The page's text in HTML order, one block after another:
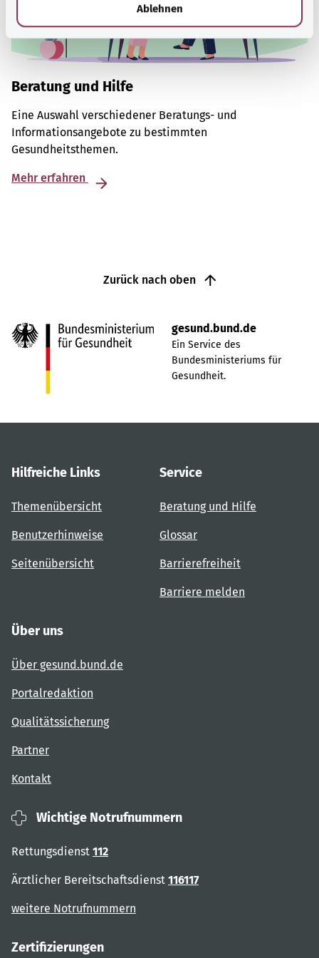
Ablehnen
Beratung und Hilfe
Eine Auswahl verschiedener Beratungs- und
Informationsangebote zu bestimmten
Gesundheitsthemen.
Mehr erfahren
Zurück nach oben
gesund.bund.de
Ein Service des
Bundesministeriums für
Gesundheit.
Hilfreiche Links
Themenübersicht
Benutzerhinweise
Seitenübersicht
Service
Beratung und Hilfe
Glossar
Barrierefreiheit
Barriere melden
Über uns
Über gesund.bund.de
Portalredaktion
Qualitätssicherung
Partner
Kontakt
Wichtige Notrufnummern
Rettungsdienst 112
Ärztlicher Bereitschaftsdienst 116117
weitere Notrufnummern
Zertifizierungen